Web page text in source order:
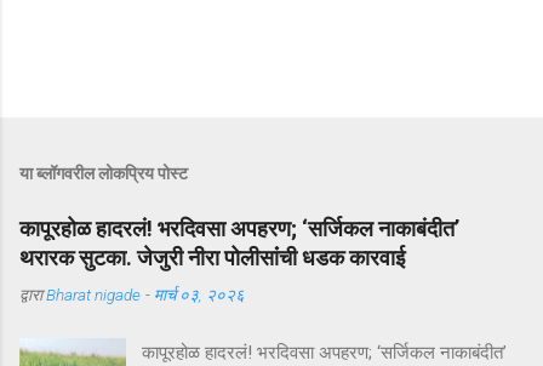
या ब्लॉगवरील लोकप्रिय पोस्ट
कापूरहोळ हादरलं! भरदिवसा अपहरण; ‘सर्जिकल नाकाबंदीत’
थरारक सुटका. जेजुरी नीरा पोलीसांंची धडक कारवाई
द्वाराBharat nigade - मार्च ०३, २०२६
कापूरहोळ हादरलं! भरदिवसा अपहरण; ‘सर्जिकल नाकाबंदीत’